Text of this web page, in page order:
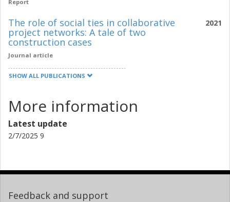
Report
2021
The role of social ties in collaborative
project networks: A tale of two
construction cases
Journal article
SHOW ALL PUBLICATIONS
More information
Latest update
2/7/2025 9
Feedback and support